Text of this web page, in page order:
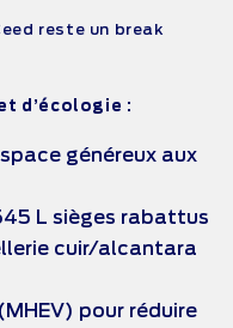
reste un break
d’écologie :
généreux aux
L sièges rabattus
cuir/alcantara
pour réduire